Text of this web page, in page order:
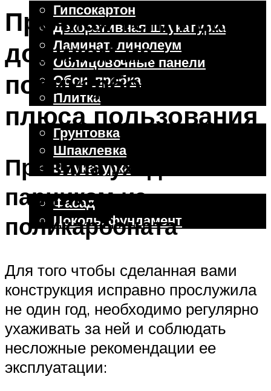
Гипсокартон
Декоративная штукатурка
Ламинат, линолеум
Облицовочные панели
Обои, пробка
Плитка
Отделочные работы
Грунтовка
Шпаклевка
Штукатурка
Внешняя отделка
Фасад
Цоколь, фундамент
Прочная теплица
домиком из
поликарбоната: 4
плюса пользования
Правила ухода за
парником из
поликарбоната
Для того чтобы сделанная вами
конструкция исправно прослужила
не один год, необходимо регулярно
ухаживать за ней и соблюдать
несложные рекомендации ее
эксплуатации: